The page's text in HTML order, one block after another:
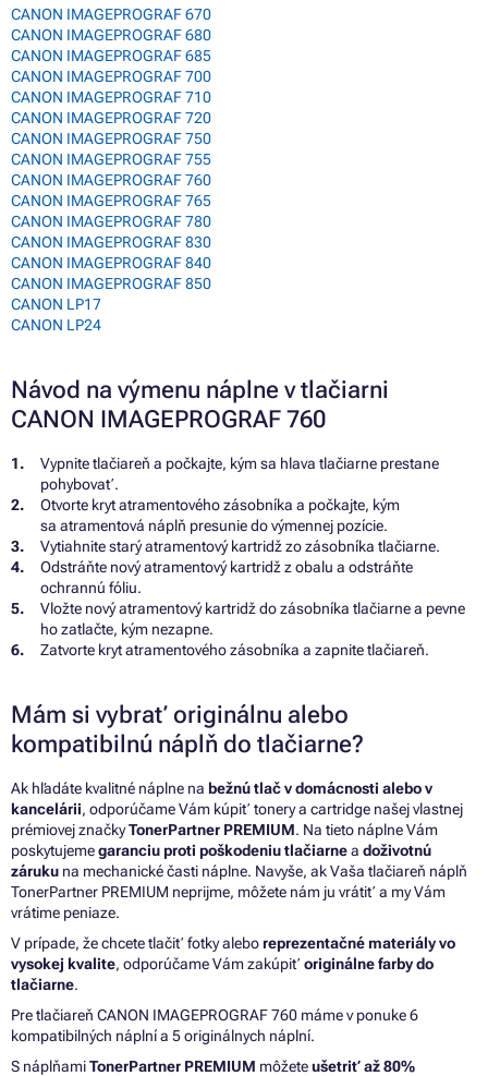
CANON IMAGEPROGRAF 670
CANON IMAGEPROGRAF 680
CANON IMAGEPROGRAF 685
CANON IMAGEPROGRAF 700
CANON IMAGEPROGRAF 710
CANON IMAGEPROGRAF 720
CANON IMAGEPROGRAF 750
CANON IMAGEPROGRAF 755
CANON IMAGEPROGRAF 760
CANON IMAGEPROGRAF 765
CANON IMAGEPROGRAF 780
CANON IMAGEPROGRAF 830
CANON IMAGEPROGRAF 840
CANON IMAGEPROGRAF 850
CANON LP17
CANON LP24
Návod na výmenu náplne v tlačiarni
CANON IMAGEPROGRAF 760
Vypnite tlačiareň a počkajte, kým sa hlava tlačiarne prestane
pohybovať.
Otvorte kryt atramentového zásobníka a počkajte, kým
sa atramentová náplň presunie do výmennej pozície.
Vytiahnite starý atramentový kartridž zo zásobníka tlačiarne.
Odstráňte nový atramentový kartridž z obalu a odstráňte
ochrannú fóliu.
Vložte nový atramentový kartridž do zásobníka tlačiarne a pevne
ho zatlačte, kým nezapne.
Zatvorte kryt atramentového zásobníka a zapnite tlačiareň.
Mám si vybrať originálnu alebo
kompatibilnú náplň do tlačiarne?
Ak hľadáte kvalitné náplne na bežnú tlač v domácnosti alebo v
kancelárii, odporúčame Vám kúpiť tonery a cartridge našej vlastnej
prémiovej značkyTonerPartner PREMIUM. Na tieto náplne Vám
poskytujemegaranciu proti poškodeniu tlačiarnea doživotnú
záruku na mechanické časti náplne. Navyše, ak Vaša tlačiareň náplň
TonerPartner PREMIUM neprijme, môžete nám ju vrátiť a my Vám
vrátime peniaze.
V prípade, že chcete tlačiť fotky aleboreprezentačné materiály vo
vysokej kvalite, odporúčame Vám zakúpiť originálne farby do
tlačiarne.
Pre tlačiareň CANON IMAGEPROGRAF 760 máme v ponuke 6
kompatibilných náplní a 5 originálnych náplní.
S náplňamiTonerPartner PREMIUM môžeteušetriť až 80%